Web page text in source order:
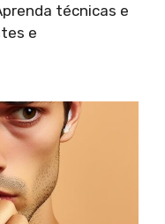
técnicas e
e